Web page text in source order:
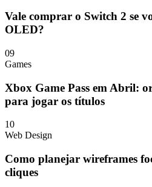
Vale comprar o Switch 2 se
OLED?
09
Games
Xbox Game Pass em Abril:
para jogar os títulos
10
Web Design
Como planejar wireframes
cliques